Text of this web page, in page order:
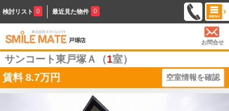
検討リスト 0 最近見た物件 0
お問合せ
サンコート東戸塚Ａ（1室）
賃料 8.7万円 空室情報を確認